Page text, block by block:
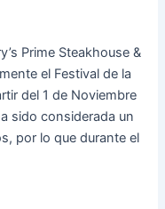
Prime Steakhouse &
el Festival de la
del 1 de Noviembre
sido considerada un
por lo que durante el